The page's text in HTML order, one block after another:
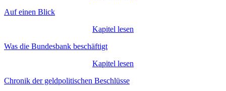
Auf einen Blick
Kapitel lesen
Was die Bundesbank beschäftigt
Kapitel lesen
Chronik der geldpolitischen Beschlüsse